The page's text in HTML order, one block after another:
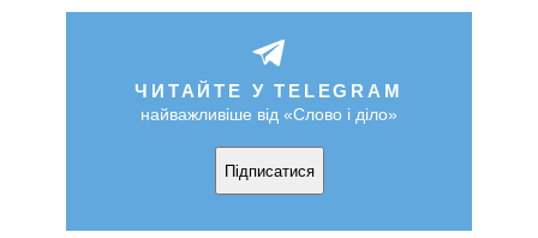
ЧИТАЙТЕ У TELEGRAM
найважливіше від «Слово і діло»
Підписатися